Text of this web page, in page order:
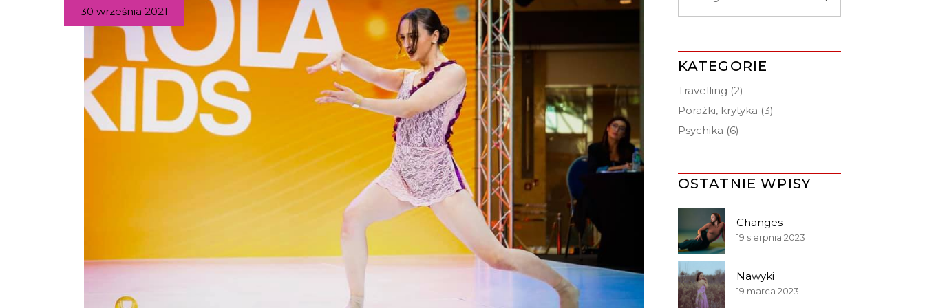
30 września 2021
KATEGORIE
Travelling (2)
Porażki, krytyka (3)
Psychika (6)
OSTATNIE WPISY
Changes
19 sierpnia 2023
Nawyki
19 marca 2023